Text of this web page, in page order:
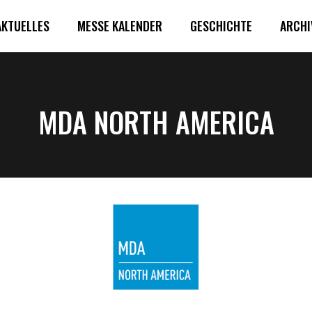
MESSE KALENDER GESCHICHTE
MDA NORTH AMERICA